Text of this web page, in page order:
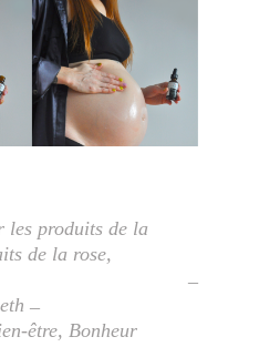
les produits de la
de la rose,
être, Bonheur